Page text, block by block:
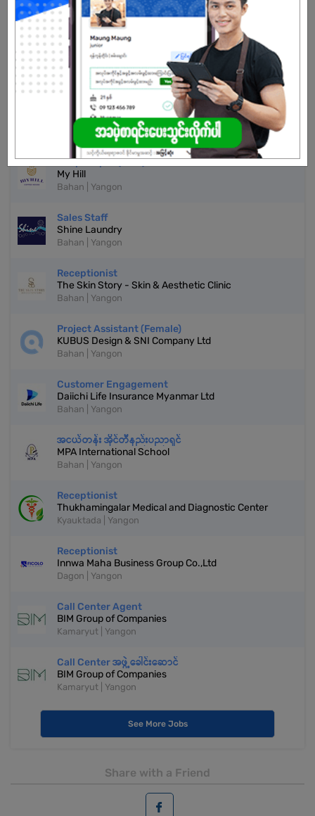
Don't have an account?
REGISTER NOW!
More Similar Jobs
Senior Sales Representative
Mega Thirty Nine Development Co.,Ltd
Bahan | Yangon
Shop Helper (Male)
My Hill
Bahan | Yangon
Sales Staff
Shine Laundry
Bahan | Yangon
Receptionist
The Skin Story - Skin & Aesthetic Clinic
Bahan | Yangon
Project Assistant (Female)
KUBUS Design & SNI Company Ltd
Bahan | Yangon
Customer Engagement
Daiichi Life Insurance Myanmar Ltd
Bahan | Yangon
အငယ်တန်း အိုင်တီနည်းပညာရှင်
MPA International School
Bahan | Yangon
Receptionist
Thukhamingalar Medical and Diagnostic Center
Kyauktada | Yangon
Receptionist
Innwa Maha Business Group Co.,Ltd
Dagon | Yangon
Call Center Agent
BIM Group of Companies
Kamaryut | Yangon
Call Center အဖွဲ့ခေါင်းဆောင်
BIM Group of Companies
Kamaryut | Yangon
See More Jobs
Share with a Friend